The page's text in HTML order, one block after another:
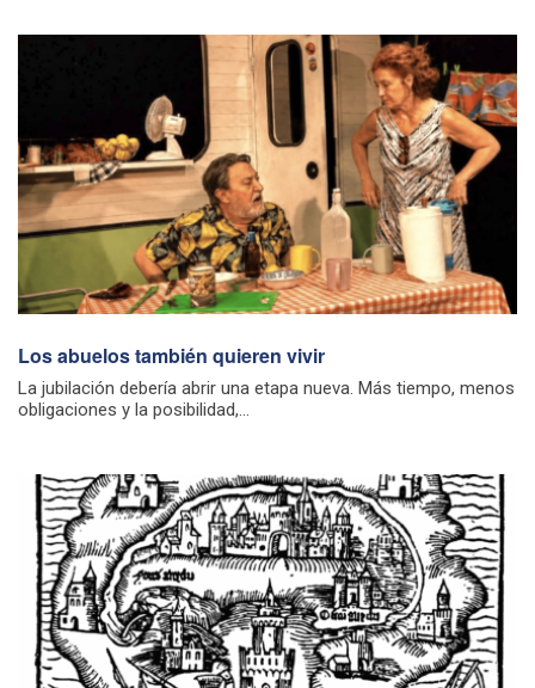
Los abuelos también quieren vivir
La jubilación debería abrir una etapa nueva. Más tiempo, menos
obligaciones y la posibilidad,...